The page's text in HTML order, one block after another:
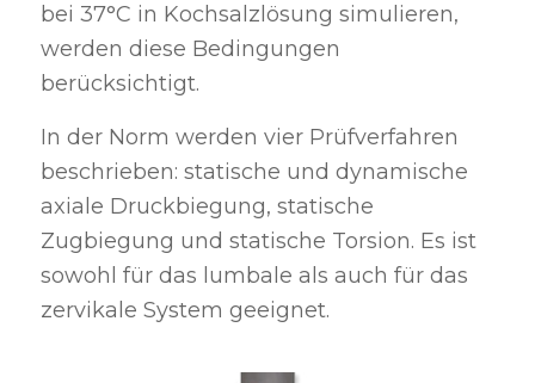
bei 37°C in Kochsalzlösung simulieren,
werden diese Bedingungen
berücksichtigt.
In der Norm werden vier Prüfverfahren
beschrieben: statische und dynamische
axiale Druckbiegung, statische
Zugbiegung und statische Torsion. Es ist
sowohl für das lumbale als auch für das
zervikale System geeignet.